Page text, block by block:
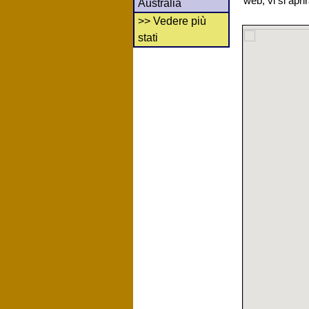
Australia
>> Vedere più
stati